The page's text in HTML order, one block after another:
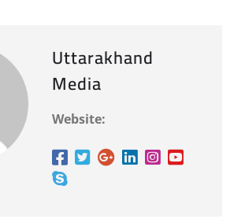
Uttarakhand
Media
Website: